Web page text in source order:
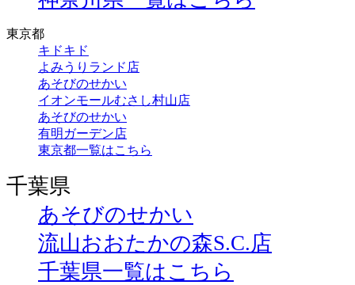
東京都
キドキド
よみうりランド店
あそびのせかい
イオンモールむさし村山店
あそびのせかい
有明ガーデン店
東京都一覧はこちら
千葉県
あそびのせかい
流山おおたかの森S.C.店
千葉県一覧はこちら